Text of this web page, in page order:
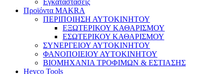
Εγκαταστάσεις
Προϊόντα MAKRA
ΠΕΡΙΠΟΙΗΣΗ ΑΥΤΟΚΙΝΗΤΟΥ
ΕΞΩΤΕΡΙΚΟΥ ΚΑΘΑΡΙΣΜΟΥ
ΕΣΩΤΕΡΙΚΟΥ ΚΑΘΑΡΙΣΜΟΥ
ΣΥΝΕΡΓΕΙΟΥ ΑΥΤΟΚΙΝΗΤΟΥ
ΦΑΝΟΠΟΙΕΙΟΥ ΑΥΤΟΚΙΝΗΤΟΥ
ΒΙΟΜΗΧΑΝΙΑ ΤΡΟΦΙΜΩΝ & ΕΣΤΙΑΣΗΣ
Heyco Tools